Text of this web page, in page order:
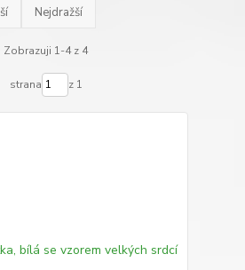
Nejdražší
Zobrazuji 1-4 z 4
strana z 1